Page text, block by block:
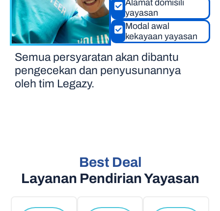
Alamat domisili
yayasan
Modal awal
kekayaan yayasan
Semua persyaratan akan dibantu
pengecekan dan penyusunannya
oleh tim Legazy.
Best Deal
Layanan Pendirian Yayasan